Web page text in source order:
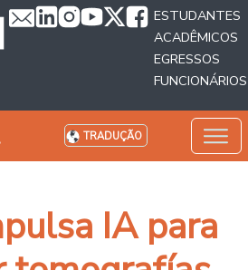
ESTUDANTES
ACADÊMICOS
EGRESSOS
FUNCIONÁRIOS
TRADUÇÃO
IA para